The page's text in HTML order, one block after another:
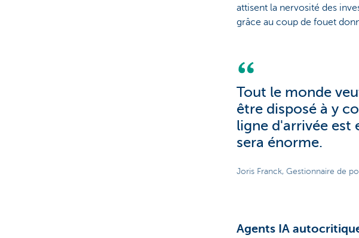
attisent la nervosité des
grâce au coup de fouet
Tout le monde
être disposé à y
ligne d'arrivée est
sera énorme.
Joris Franck, Gestionnaire de
Agents IA